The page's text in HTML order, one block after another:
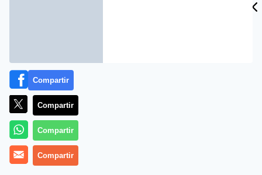
Jaime Bayly no ha oficializado aún su candidatura a la
Presidencia de la República pero ya cuenta con un
Compartir
Compartir
Compartir
Compartir